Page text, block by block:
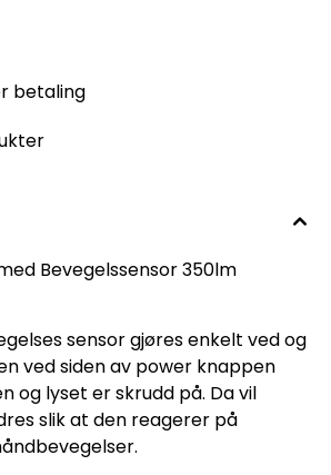
betaling
Bevegelssensor 350lm
sensor gjøres enkelt ved og
ved siden av power knappen
og lyset er skrudd på. Da vil
slik at den reagerer på